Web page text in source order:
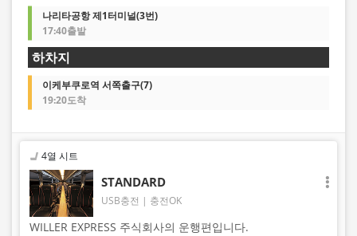
나리타공항 제1터미널(3번)
17:40출발
하차지
이케부쿠로역 서쪽출구(7)
19:20도착
4열 시트
STANDARD
USB충전 충전OK
WILLER EXPRESS 주식회사의 운행편입니다.